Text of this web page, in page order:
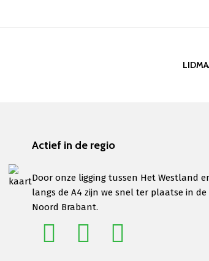
Actief in de regio
Door onze ligging tussen Het Westland
langs de A4 zijn we snel ter plaatse in
Noord Brabant.